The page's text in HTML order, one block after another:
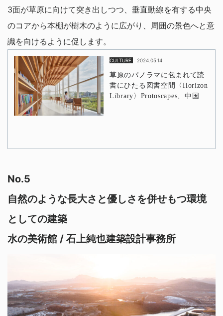
3面が草原に向けて突き出しつつ、垂直動線を有する中央
のコアから本棚が樹木のように広がり、周囲の景色へと意
識を向けるように促します。
No.5
自然のような長大さと優しさを併せもつ環境
としての建築
水の美術館 / 石上純也建築設計事務所